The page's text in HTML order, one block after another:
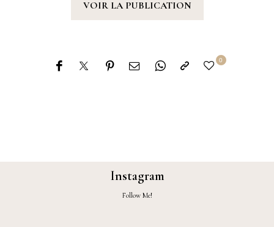
VOIR LA PUBLICATION
0
Instagram
Follow Me!